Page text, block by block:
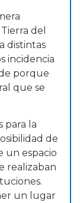
del
distintas
incidencia
porque
que se
para la
de
un espacio
realizaban
un lugar